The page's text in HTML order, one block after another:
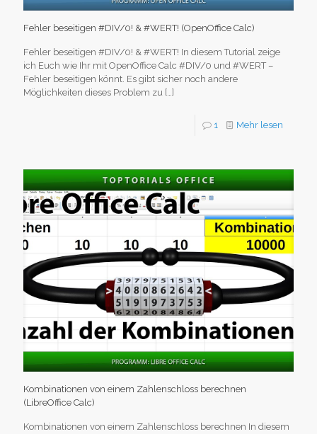
Fehler beseitigen #DIV/0! & #WERT! (OpenOffice Calc)
Fehler beseitigen #DIV/0! & #WERT! In diesem Tutorial zeige
ich Euch wie Ihr mit OpenOffice Calc #DIV/0 und #WERT –
Fehler beseitigen könnt. Es gibt sicher noch andere
Möglichkeiten dieses Problem zu […]
1 Mehr lesen
Kombinationen von einem Zahlenschloss berechnen
(LibreOffice Calc)
Kombinationen von einem Zahlenschloss berechnen In diesem